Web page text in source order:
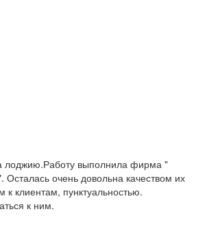
лоджию.Работу выполнила фирма "
очень довольна качеством их
клиентам, пунктуальностью.
к ним.